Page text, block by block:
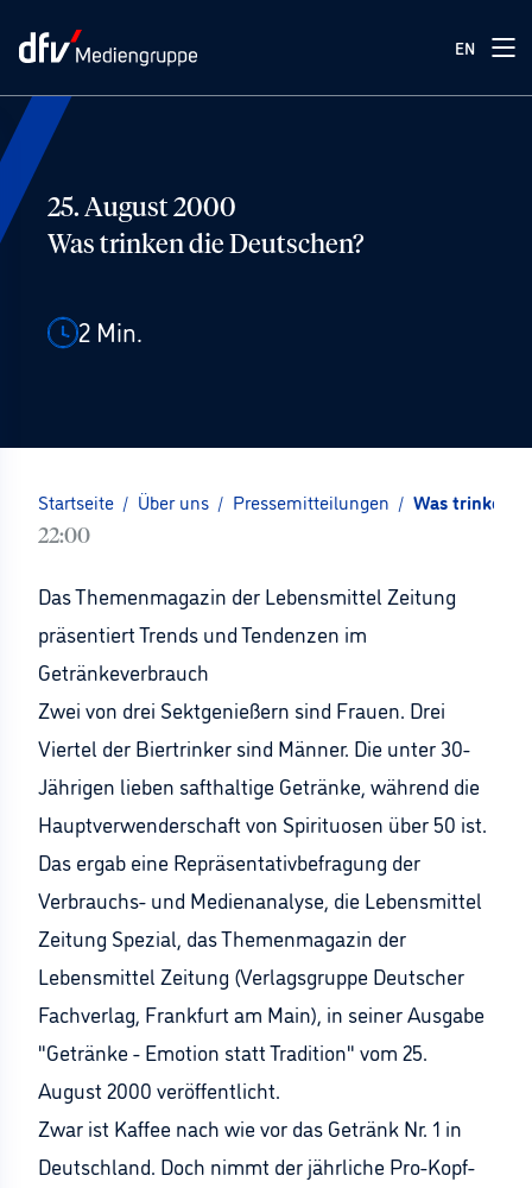
EN
25. August 2000
Was trinken die Deutschen?
2 Min.
Startseite / Über uns / Pressemitteilungen / Was trinken
22:00
Das Themenmagazin der Lebensmittel Zeitung
präsentiert Trends und Tendenzen im
Getränkeverbrauch
Zwei von drei Sektgenießern sind Frauen. Drei
Viertel der Biertrinker sind Männer. Die unter 30-
Jährigen lieben safthaltige Getränke, während die
Hauptverwenderschaft von Spirituosen über 50 ist.
Das ergab eine Repräsentativbefragung der
Verbrauchs- und Medienanalyse, die Lebensmittel
Zeitung Spezial, das Themenmagazin der
Lebensmittel Zeitung (Verlagsgruppe Deutscher
Fachverlag, Frankfurt am Main), in seiner Ausgabe
"Getränke - Emotion statt Tradition" vom 25.
August 2000 veröffentlicht.
Zwar ist Kaffee nach wie vor das Getränk Nr. 1 in
Deutschland. Doch nimmt der jährliche Pro-Kopf-